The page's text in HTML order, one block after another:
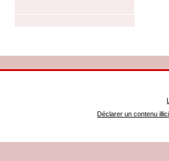
Déclarer un contenu